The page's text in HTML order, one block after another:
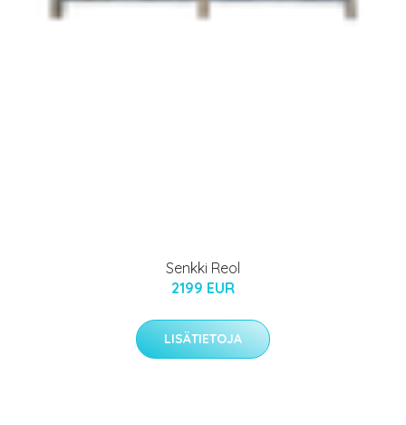
Senkki Reol
2199 EUR
LISÄTIETOJA